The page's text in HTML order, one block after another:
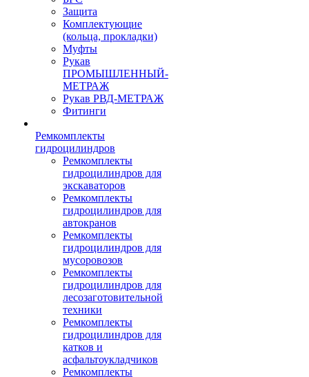
Защита
Комплектующие
(кольца, прокладки)
Муфты
Рукав
ПРОМЫШЛЕННЫЙ-
МЕТРАЖ
Рукав РВД-МЕТРАЖ
Фитинги
Ремкомплекты
гидроцилиндров
Ремкомплекты
гидроцилиндров для
экскаваторов
Ремкомплекты
гидроцилиндров для
автокранов
Ремкомплекты
гидроцилиндров для
мусоровозов
Ремкомплекты
гидроцилиндров для
лесозаготовительной
техники
Ремкомплекты
гидроцилиндров для
катков и
асфальтоукладчиков
Ремкомплекты